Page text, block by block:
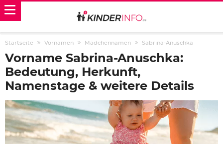
Startseite Vornamen Mädchennamen Sabrina-Anuschka
Vorname Sabrina-Anuschka:
Bedeutung, Herkunft,
Namenstage & weitere Details